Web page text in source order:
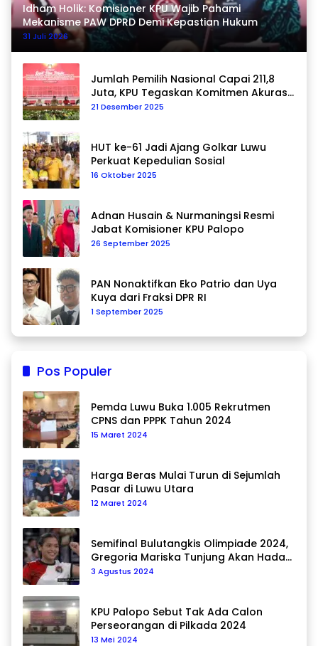
Idham Holik: Komisioner KPU Wajib Pahami
Mekanisme PAW DPRD Demi Kepastian Hukum
31 Juli 2026
Jumlah Pemilih Nasional Capai 211,8
Juta, KPU Tegaskan Komitmen Akurasi
Data Berkelanjutan
21 Desember 2025
HUT ke-61 Jadi Ajang Golkar Luwu
Perkuat Kepedulian Sosial
16 Oktober 2025
Adnan Husain & Nurmaningsi Resmi
Jabat Komisioner KPU Palopo
26 September 2025
PAN Nonaktifkan Eko Patrio dan Uya
Kuya dari Fraksi DPR RI
1 September 2025
Pos Populer
Pemda Luwu Buka 1.005 Rekrutmen
CPNS dan PPPK Tahun 2024
15 Maret 2024
Harga Beras Mulai Turun di Sejumlah
Pasar di Luwu Utara
12 Maret 2024
Semifinal Bulutangkis Olimpiade 2024,
Gregoria Mariska Tunjung Akan Hadapi
Pemain Asal Korea Selatan
3 Agustus 2024
KPU Palopo Sebut Tak Ada Calon
Perseorangan di Pilkada 2024
13 Mei 2024